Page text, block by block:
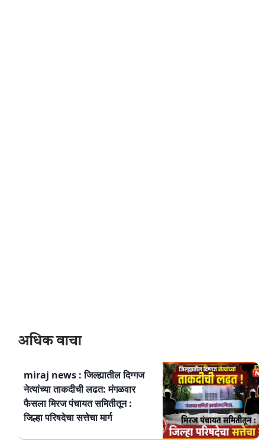
अधिक वाचा
miraj news : जिल्ह्यातील दिग्गज
नेत्यांच्या ताकदीची लढत: मंगळवार
फैसला मिरज पंचायत समितीतून :
जिल्हा परिषदेचा सत्तेचा मार्ग